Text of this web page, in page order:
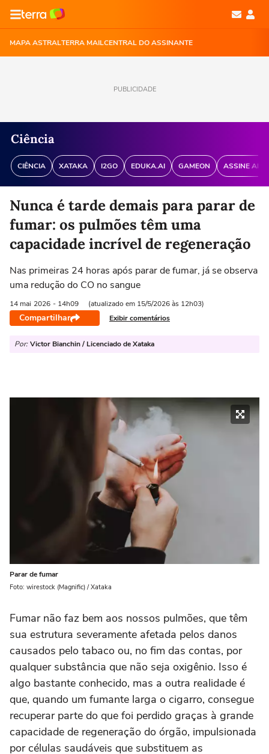
MAPA ASTRALTERRA MAILCENTRAL DO ASSINANTE
PUBLICIDADE
Ciência
CIÊNCIA XATAKA I2GO EDUKA.AI GAMEON ASSINE
Nunca é tarde demais para parar de
fumar: os pulmões têm uma
capacidade incrível de regeneração
Nas primeiras 24 horas após parar de fumar, já se observa
uma redução do CO no sangue
14 mai 2026 - 14h09 (atualizado em 15/5/2026 às 12h03)
Compartilhar Exibir comentários
Por: Victor Bianchin / Licenciado de Xataka
Parar de fumar
Foto: wirestock (Magnific) / Xataka
Fumar não faz bem aos nossos pulmões, que têm
sua estrutura severamente afetada pelos danos
causados pelo tabaco ou, no fim das contas, por
qualquer substância que não seja oxigênio. Isso é
algo bastante conhecido, mas a outra realidade é
que, quando um fumante larga o cigarro, consegue
recuperar parte do que foi perdido graças à grande
capacidade de regeneração do órgão, impulsionada
por células saudáveis que substituem as